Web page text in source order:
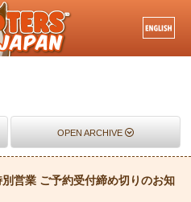
OPEN ARCHIVE
営業 ご予約受付締め切りのお知